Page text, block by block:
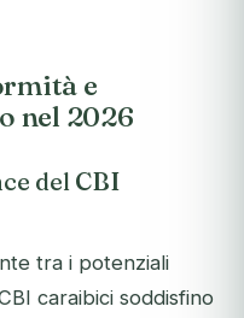
e
nel 2026
del CBI
tra i potenziali
caraibici soddisfino